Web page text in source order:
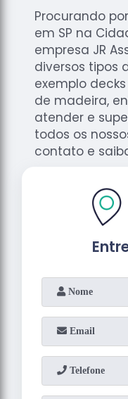
Tacos de
Madeiras
Procurando
em SP na
empresa JR
diversos tipos
exemplo
de madeira,
atender e
todos os
contato e